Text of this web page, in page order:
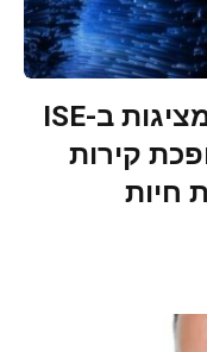
Gensler ו-CECOCECO מציגות ב-ISE
קירות
חיות